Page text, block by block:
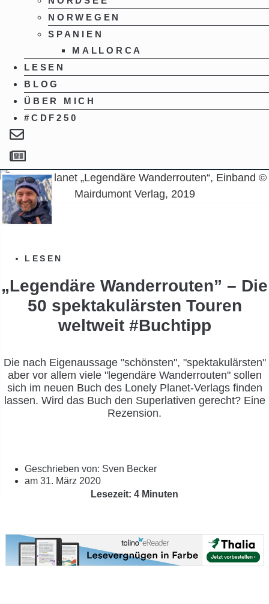
NORWEGEN
SPANIEN
MALLORCA
LESEN
BLOG
ÜBER MICH
#CDF250
LESEN
„Legendäre Wanderrouten” – Die
50 spektakulärsten Touren
weltweit #Buchtipp
Die nach Eigenaussage "schönsten", "spektakulärsten"
aber vor allem viele "legendäre Wanderrouten" sollen
sich im neuen Buch des Lonely Planet-Verlags finden
lassen. Wird das Buch den Superlativen gerecht? Eine
Rezension.
Geschrieben von: Sven Becker
am 31. März 2020
Lesezeit: 4 Minuten